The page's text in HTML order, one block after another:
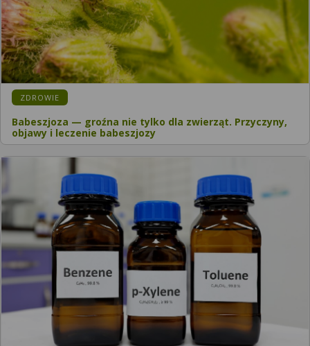
KATEGORIA:
ZDROWIE
Babeszjoza — groźna nie tylko dla zwierząt. Przyczyny,
objawy i leczenie babeszjozy